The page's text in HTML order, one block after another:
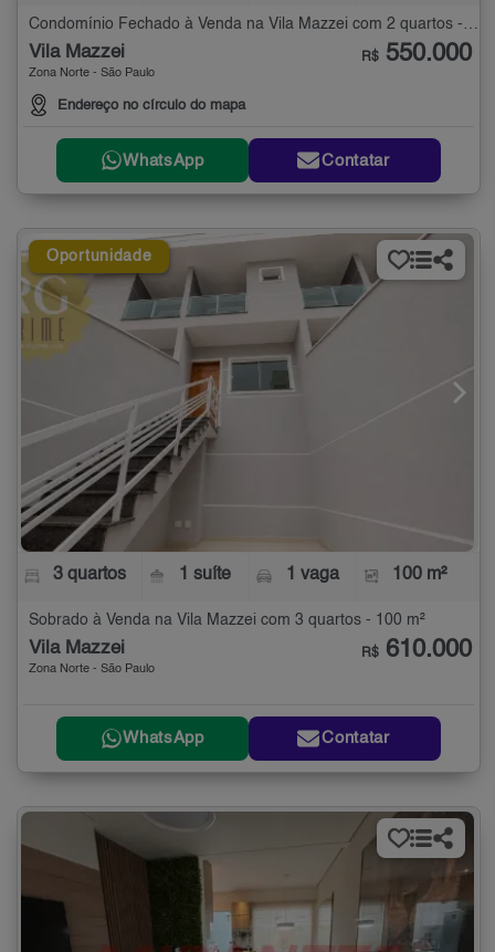
Condomínio Fechado à Venda na Vila Mazzei com 2 quartos - 99 m²
Vila Mazzei
Zona Norte - São Paulo
Endereço no círculo do mapa
R$ 550.000
WhatsApp Contatar
Oportunidade
3 quartos 1 suíte 1 vaga 100 m²
Sobrado à Venda na Vila Mazzei com 3 quartos - 100 m²
Vila Mazzei
Zona Norte - São Paulo
R$ 610.000
WhatsApp Contatar